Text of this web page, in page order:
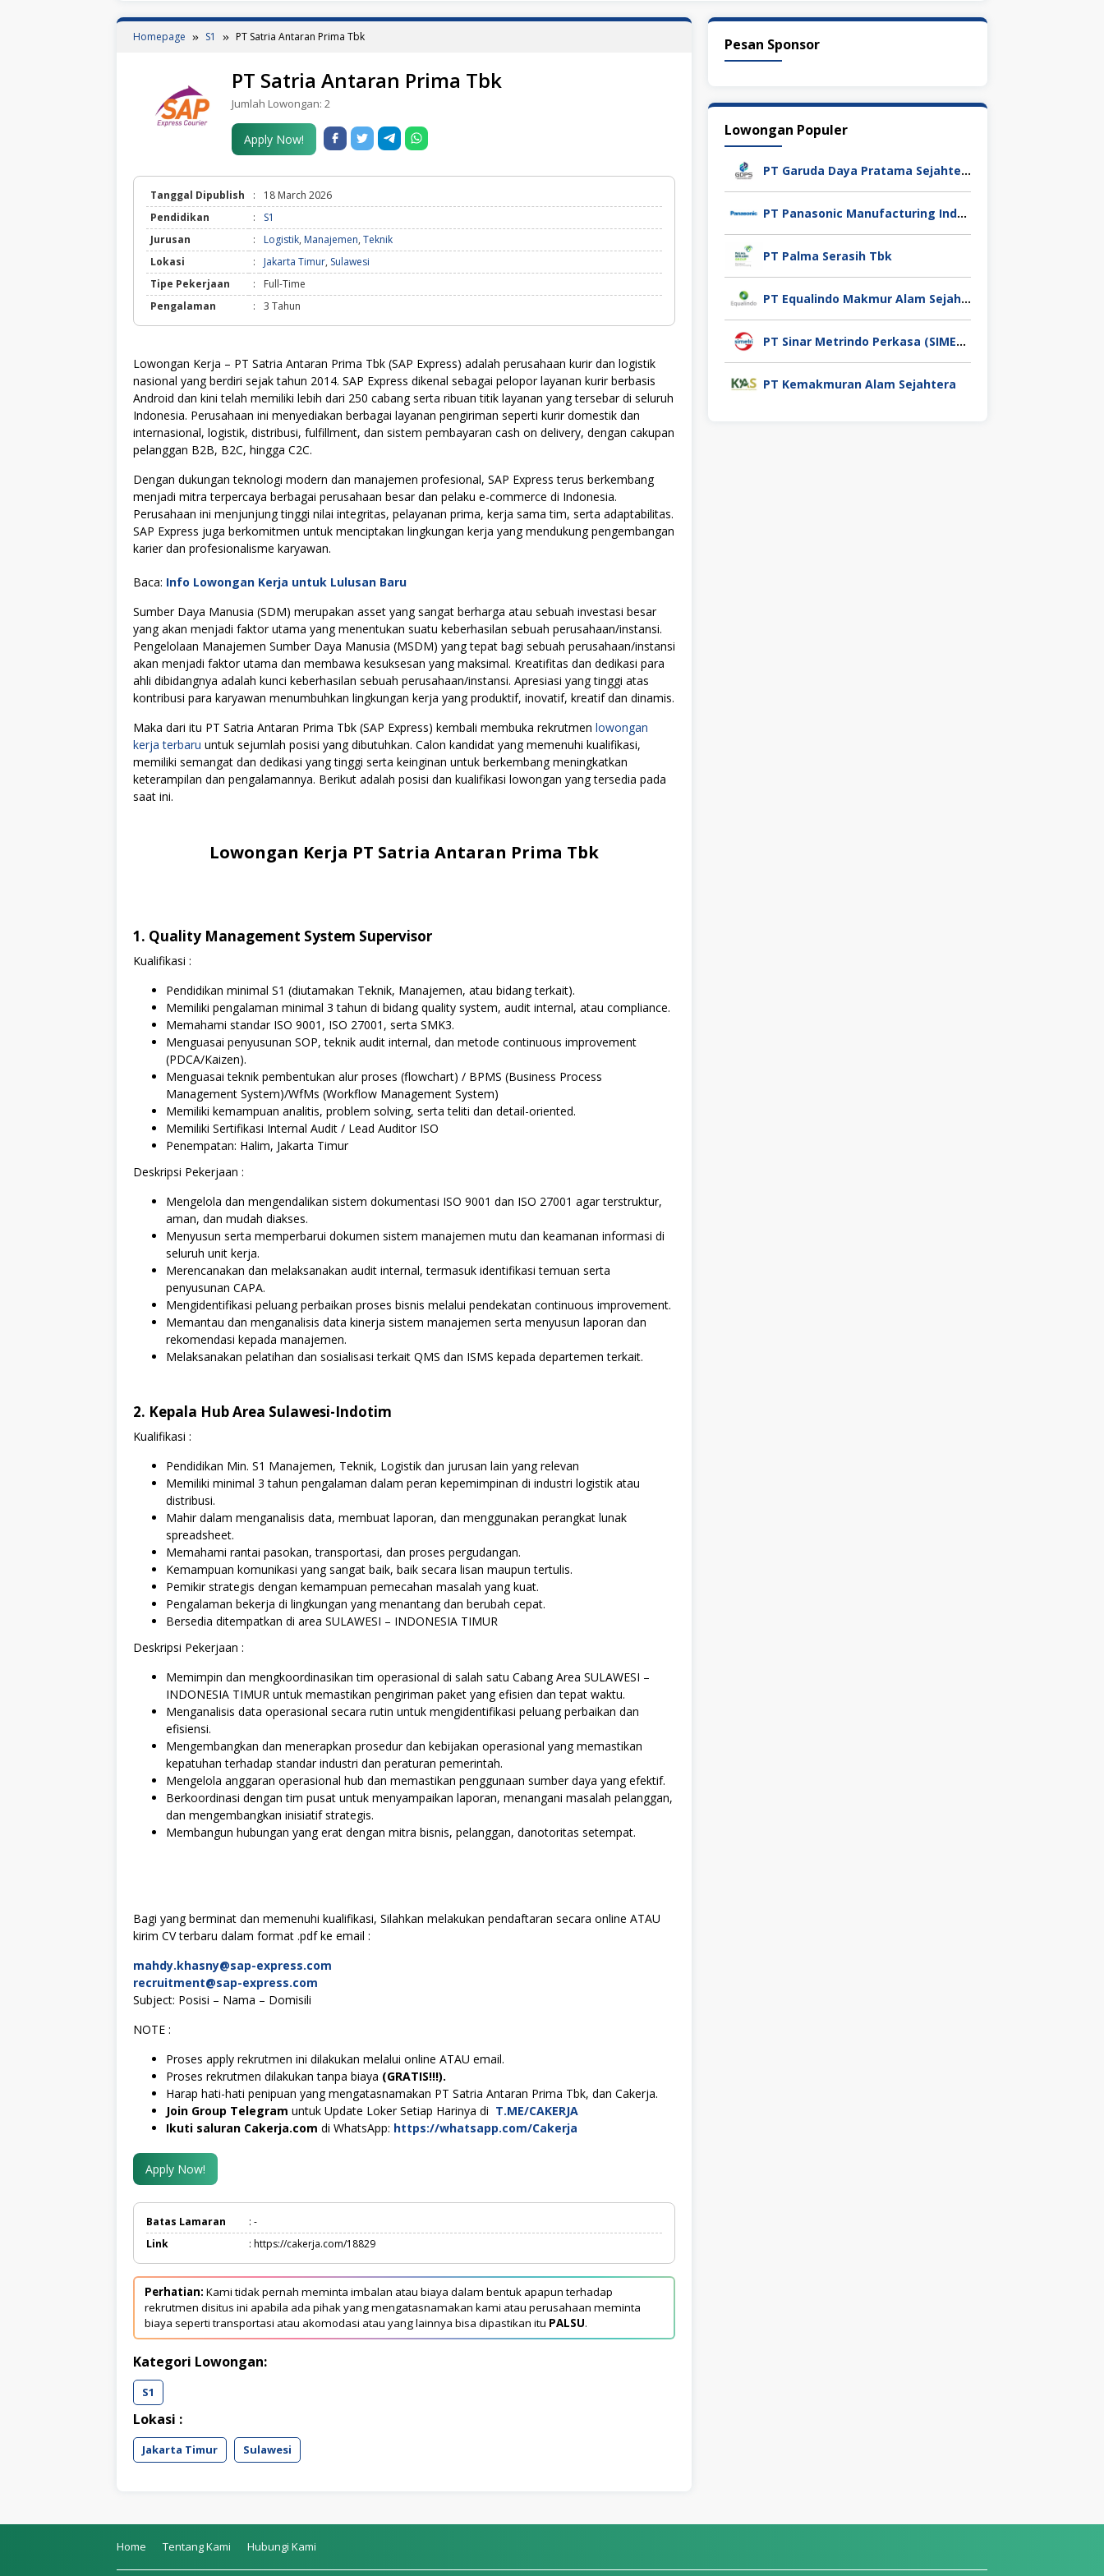
Homepage S1 PT Satria Antaran Prima Tbk
PT Satria Antaran Prima Tbk
Jumlah Lowongan: 2
Apply Now!
Tanggal Dipublish :
18 March 2026
Pendidikan
:
S1
Jurusan
: Logistik, Manajemen, Teknik
Lokasi
: Jakarta Timur, Sulawesi
Tipe Pekerjaan
:
Full-Time
Pengalaman
: 3 Tahun
Lowongan Kerja – PT Satria Antaran Prima Tbk (SAP Express) adalah perusahaan kurir dan logistik
nasional yang berdiri sejak tahun 2014. SAP Express dikenal sebagai pelopor layanan kurir berbasis
Android dan kini telah memiliki lebih dari 250 cabang serta ribuan titik layanan yang tersebar di seluruh
Indonesia. Perusahaan ini menyediakan berbagai layanan pengiriman seperti kurir domestik dan
internasional, logistik, distribusi, fulfillment, dan sistem pembayaran cash on delivery, dengan cakupan
pelanggan B2B, B2C, hingga C2C.
Dengan dukungan teknologi modern dan manajemen profesional, SAP Express terus berkembang
menjadi mitra terpercaya berbagai perusahaan besar dan pelaku e-commerce di Indonesia.
Perusahaan ini menjunjung tinggi nilai integritas, pelayanan prima, kerja sama tim, serta adaptabilitas.
SAP Express juga berkomitmen untuk menciptakan lingkungan kerja yang mendukung pengembangan
karier dan profesionalisme karyawan.
Baca: Info Lowongan Kerja untuk Lulusan Baru
Sumber Daya Manusia (SDM) merupakan asset yang sangat berharga atau sebuah investasi besar
yang akan menjadi faktor utama yang menentukan suatu keberhasilan sebuah perusahaan/instansi.
Pengelolaan Manajemen Sumber Daya Manusia (MSDM) yang tepat bagi sebuah perusahaan/instansi
akan menjadi faktor utama dan membawa kesuksesan yang maksimal. Kreatifitas dan dedikasi para
ahli dibidangnya adalah kunci keberhasilan sebuah perusahaan/instansi. Apresiasi yang tinggi atas
kontribusi para karyawan menumbuhkan lingkungan kerja yang produktif, inovatif, kreatif dan dinamis.
Maka dari itu PT Satria Antaran Prima Tbk (SAP Express) kembali membuka rekrutmen lowongan
kerja terbaru untuk sejumlah posisi yang dibutuhkan. Calon kandidat yang memenuhi kualifikasi,
memiliki semangat dan dedikasi yang tinggi serta keinginan untuk berkembang meningkatkan
keterampilan dan pengalamannya. Berikut adalah posisi dan kualifikasi lowongan yang tersedia pada
saat ini.
Lowongan Kerja PT Satria Antaran Prima Tbk
1. Quality Management System Supervisor
Kualifikasi :
Pendidikan minimal S1 (diutamakan Teknik, Manajemen, atau bidang terkait).
Memiliki pengalaman minimal 3 tahun di bidang quality system, audit internal, atau compliance.
Memahami standar ISO 9001, ISO 27001, serta SMK3.
Menguasai penyusunan SOP, teknik audit internal, dan metode continuous improvement
(PDCA/Kaizen).
Menguasai teknik pembentukan alur proses (flowchart) / BPMS (Business Process
Management System)/WfMs (Workflow Management System)
Memiliki kemampuan analitis, problem solving, serta teliti dan detail-oriented.
Memiliki Sertifikasi Internal Audit / Lead Auditor ISO
Penempatan: Halim, Jakarta Timur
Deskripsi Pekerjaan :
Mengelola dan mengendalikan sistem dokumentasi ISO 9001 dan ISO 27001 agar terstruktur,
aman, dan mudah diakses.
Menyusun serta memperbarui dokumen sistem manajemen mutu dan keamanan informasi di
seluruh unit kerja.
Merencanakan dan melaksanakan audit internal, termasuk identifikasi temuan serta
penyusunan CAPA.
Mengidentifikasi peluang perbaikan proses bisnis melalui pendekatan continuous improvement.
Memantau dan menganalisis data kinerja sistem manajemen serta menyusun laporan dan
rekomendasi kepada manajemen.
Melaksanakan pelatihan dan sosialisasi terkait QMS dan ISMS kepada departemen terkait.
2. Kepala Hub Area Sulawesi-Indotim
Kualifikasi :
Pendidikan Min. S1 Manajemen, Teknik, Logistik dan jurusan lain yang relevan
Memiliki minimal 3 tahun pengalaman dalam peran kepemimpinan di industri logistik atau
distribusi.
Mahir dalam menganalisis data, membuat laporan, dan menggunakan perangkat lunak
spreadsheet.
Memahami rantai pasokan, transportasi, dan proses pergudangan.
Kemampuan komunikasi yang sangat baik, baik secara lisan maupun tertulis.
Pemikir strategis dengan kemampuan pemecahan masalah yang kuat.
Pengalaman bekerja di lingkungan yang menantang dan berubah cepat.
Bersedia ditempatkan di area SULAWESI – INDONESIA TIMUR
Deskripsi Pekerjaan :
Memimpin dan mengkoordinasikan tim operasional di salah satu Cabang Area SULAWESI –
INDONESIA TIMUR untuk memastikan pengiriman paket yang efisien dan tepat waktu.
Menganalisis data operasional secara rutin untuk mengidentifikasi peluang perbaikan dan
efisiensi.
Mengembangkan dan menerapkan prosedur dan kebijakan operasional yang memastikan
kepatuhan terhadap standar industri dan peraturan pemerintah.
Mengelola anggaran operasional hub dan memastikan penggunaan sumber daya yang efektif.
Berkoordinasi dengan tim pusat untuk menyampaikan laporan, menangani masalah pelanggan,
dan mengembangkan inisiatif strategis.
Membangun hubungan yang erat dengan mitra bisnis, pelanggan, danotoritas setempat.
Bagi yang berminat dan memenuhi kualifikasi, Silahkan melakukan pendaftaran secara online ATAU
kirim CV terbaru dalam format .pdf ke email :
mahdy.khasny@sap-express.com
recruitment@sap-express.com
Subject: Posisi – Nama – Domisili
NOTE :
Proses apply rekrutmen ini dilakukan melalui online ATAU email.
Proses rekrutmen dilakukan tanpa biaya (GRATIS!!!).
Harap hati-hati penipuan yang mengatasnamakan PT Satria Antaran Prima Tbk, dan Cakerja.
Join Group Telegram untuk Update Loker Setiap Harinya di T.ME/CAKERJA
Ikuti saluran Cakerja.com di WhatsApp: https://whatsapp.com/Cakerja
Apply Now!
Batas Lamaran
: -
Link
: https://cakerja.com/18829
Perhatian: Kami tidak pernah meminta imbalan atau biaya dalam bentuk apapun terhadap
rekrutmen disitus ini apabila ada pihak yang mengatasnamakan kami atau perusahaan meminta
biaya seperti transportasi atau akomodasi atau yang lainnya bisa dipastikan itu PALSU.
Kategori Lowongan:
S1
Lokasi :
Jakarta Timur Sulawesi
Pesan Sponsor
Lowongan Populer
PT Garuda Daya Pratama Sejahtera
PT Panasonic Manufacturing Indonesia
PT Palma Serasih Tbk
PT Equalindo Makmur Alam Sejahtera (Equalindo Group)
PT Sinar Metrindo Perkasa (SIMETRI)
PT Kemakmuran Alam Sejahtera
Home Tentang Kami Hubungi Kami